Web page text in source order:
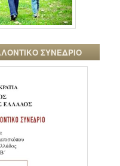
ΣΥΝΕΔΡΙΟ